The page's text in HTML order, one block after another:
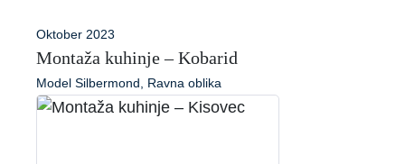
Oktober 2023
Montaža kuhinje – Kobarid
Model Silbermond, Ravna oblika